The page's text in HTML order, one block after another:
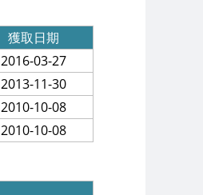
獲取日期
2016-03-27
2013-11-30
2010-10-08
2010-10-08